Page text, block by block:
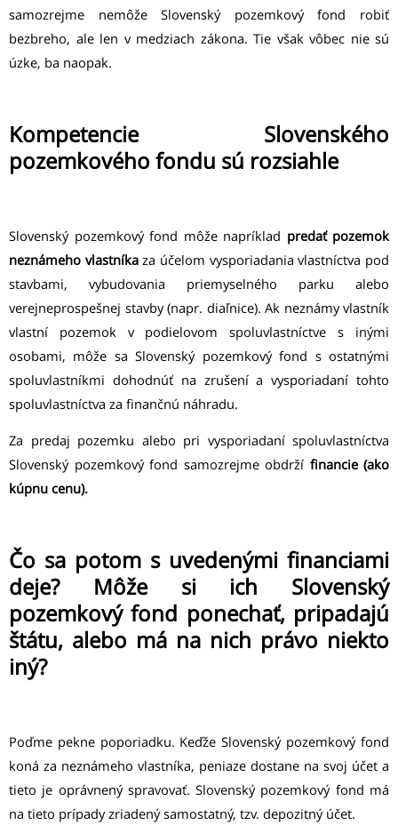
samozrejme nemôže Slovenský pozemkový fond robiť
bezbreho, ale len v medziach zákona. Tie však vôbec nie sú
úzke, ba naopak.
Kompetencie Slovenského
pozemkového fondu sú rozsiahle
Slovenský pozemkový fond môže napríklad predať pozemok
neznámeho vlastníkaza účelom vysporiadania vlastníctva pod
stavbami, vybudovania priemyselného parku alebo
verejneprospešnej stavby (napr. diaľnice). Ak neznámy vlastník
vlastní pozemok v podielovom spoluvlastníctve s inými
osobami, môže sa Slovenský pozemkový fond s ostatnými
spoluvlastníkmi dohodnúť na zrušení a vysporiadaní tohto
spoluvlastníctva za finančnú náhradu.
Za predaj pozemku alebo pri vysporiadaní spoluvlastníctva
Slovenský pozemkový fond samozrejme obdrží financie (ako
kúpnu cenu).
Čo sa potom s uvedenými financiami
deje? Môže si ich Slovenský
pozemkový fond ponechať, pripadajú
štátu, alebo má na nich právo niekto
iný?
Poďme pekne poporiadku. Keďže Slovenský pozemkový fond
koná za neznámeho vlastníka, peniaze dostane na svoj účet a
tieto je oprávnený spravovať. Slovenský pozemkový fond má
na tieto prípady zriadený samostatný, tzv. depozitný účet.